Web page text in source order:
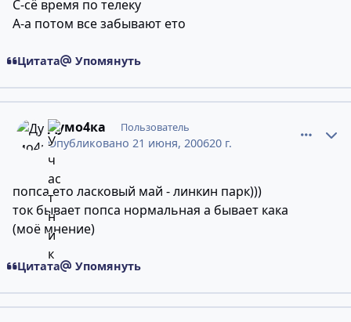
С-сё время по телеку
А-а потом все забывают ето
Цитата Упомянуть
Думо4ка Пользователь
Опубликовано 21 июня, 200620 г.
попса ето ласковый май - линкин парк)))
ток бывает попса нормальная а бывает кака
(моё мнение)
Цитата Упомянуть